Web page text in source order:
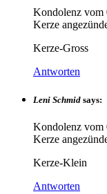
Kondolenz vom
Kerze
Kerze-Gross
Antworten
Leni Schmid says:
Kondolenz vom
Kerze
Kerze-Klein
Antworten